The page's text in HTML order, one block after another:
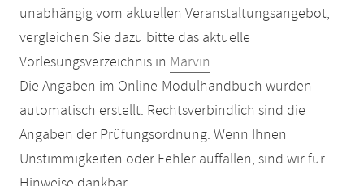
unabhängig vom aktuellen Veranstaltungsangebot,
vergleichen Sie dazu bitte das aktuelle
Vorlesungsverzeichnis in Marvin.
Die Angaben im Online-Modulhandbuch wurden
automatisch erstellt. Rechtsverbindlich sind die
Angaben der Prüfungsordnung. Wenn Ihnen
Unstimmigkeiten oder Fehler auffallen, sind wir für